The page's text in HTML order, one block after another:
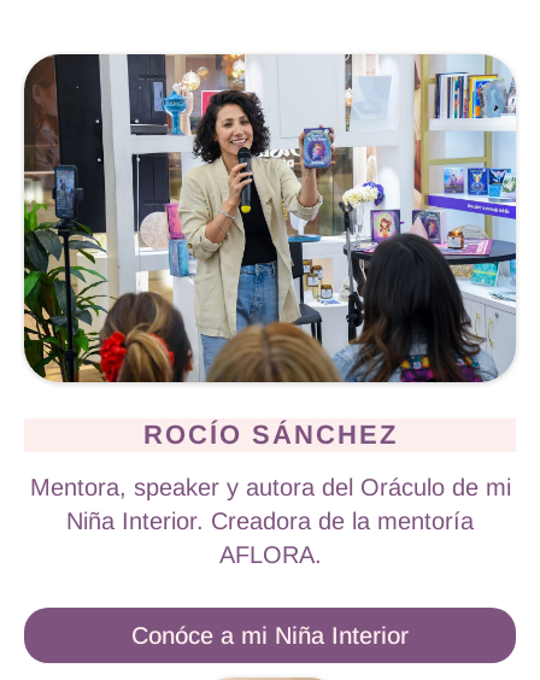
ROCÍO SÁNCHEZ
Mentora, speaker y autora del Oráculo de mi
Niña Interior. Creadora de la mentoría
AFLORA.
Conóce a mi Niña Interior